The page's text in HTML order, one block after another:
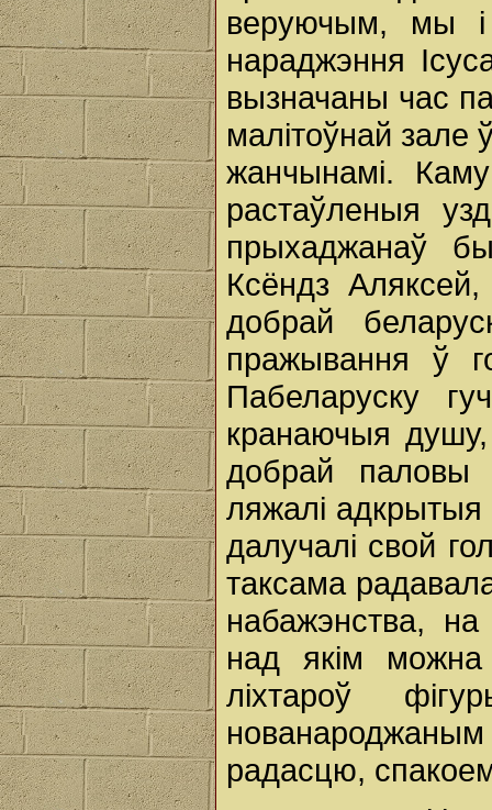
веруючым, мы і
нараджэння
вызначаны час
малітоўнай зале
жанчынамі.
растаўленыя
прыхаджанаў
Ксёндз
добрай
пражывання ў
Пабеларуску
кранаючыя
добрай паловы
ляжалі адкрытыя
далучалі свой
таксама
набажэнства,
над якім
ліхтароў
радасцю,